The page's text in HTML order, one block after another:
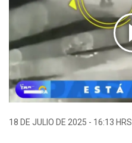
18 DE JULIO DE 2025 - 16:13 HRS.